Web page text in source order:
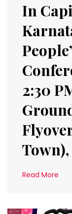
In
2:30
Read More